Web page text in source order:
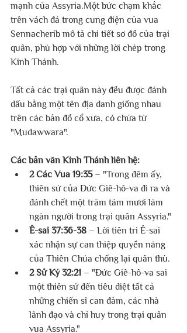
mạnh của Assyria.Một bức chạm khắc
trên vách đá trong cung điện của vua
Sennacherib mô tả chi tiết sơ đồ của trại
quân, phù hợp với những lời chép trong
Kinh Thánh.
Tất cả các trại quân này đều được đánh
dấu bằng một tên địa danh giống nhau
trên các bản đồ cổ xưa, có chứa từ
"Mudawwara".
Các bản văn Kinh Thánh liên hệ:
2 Các Vua 19:35 – "Trong đêm ấy,
thiên sứ của Đức Giê-hô-va đi ra và
đánh chết một trăm tám mươi lăm
ngàn người trong trại quân Assyria."
Ê-sai 37:36-38 – Lời tiên tri Ê-sai
xác nhận sự can thiệp quyền năng
của Thiên Chúa chống lại quân thù.
2 Sử Ký 32:21 – "Đức Giê-hô-va sai
một thiên sứ đến tiêu diệt tất cả
những chiến sĩ can đảm, các nhà
lãnh đạo và chỉ huy trong trại quân
vua Assyria."